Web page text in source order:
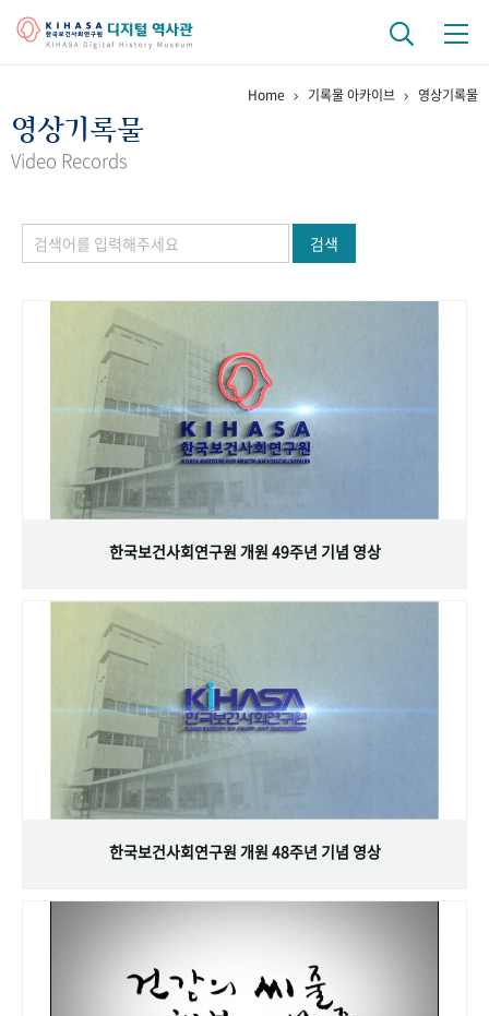
걸어온 길 기관 변천사
정책과 연구 키워드로 보는 연구 역사
연구자들
기록물 아카이브
사진 아카이브 문서 기록물 행정박물 영상 기록물
주년 기념
성과 50선 숫자로 보는 50년
VR 역사관
Home 기록물 아카이브 영상기록물
영상기록물
Video Records
검색
한국보건사회연구원 개원 49주년 기념 영상
한국보건사회연구원 개원 48주년 기념 영상